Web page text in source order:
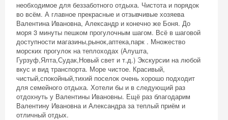
необходимое для беззаботного отдыха. Чистота и порядок
во всём. А главное прекрасные и отзывчивые хозяева
Валентина Ивановна, Александр и конечно же Боня. До
моря 3 минуты пешком прогулочным шагом. Всё в шаговой
доступности магазины,рынок,аптека,парк . Множество
морских прогулок на теплоходах (Алушта,
Гурзуф,Ялта,Судак,Новый свет и т.д.) Экскурсии на любой
вкус и вид транспорта. Море чистое. Красивый,
чистый,спокойный,тихий поселок очень хорошо подходит
для семейного отдыха. Хотели бы и в следующий раз
отдохнуть у Валентины Ивановны. Ещё раз благодарим
Валентину Ивановна и Александра за теплый приём и
отличный отдых.